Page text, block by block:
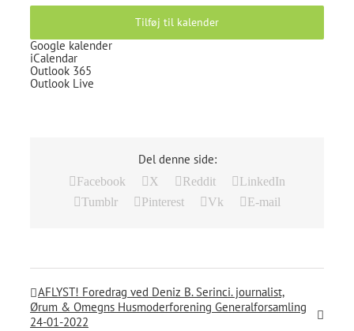
Tilføj til kalender
Google kalender
iCalendar
Outlook 365
Outlook Live
Del denne side:
Facebook X Reddit
LinkedIn
Tumblr
Pinterest Vk E-mail
AFLYST! Foredrag ved Deniz B. Serinci. journalist,
Ørum & Omegns Husmoderforening Generalforsamling
24-01-2022